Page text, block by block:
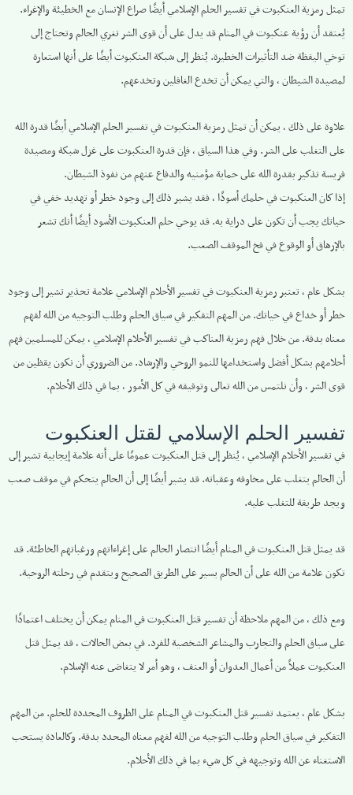
تمثل رمزية العنكبوت في تفسير الحلم الإسلامي أيضًا صراع الإنسان مع الخطيئة والإغراء.
يُعتقد أن رؤية عنكبوت في المنام قد يدل على أن قوى الشر تغري الحالم وتحتاج إلى
توخي اليقظة ضد التأثيرات الخطيرة. يُنظر إلى شبكة العنكبوت أيضًا على أنها استعارة
لمصيدة الشيطان ، والتي يمكن أن تخدع الغافلين وتخدعهم.
علاوة على ذلك ، يمكن أن تمثل رمزية العنكبوت في تفسير الحلم الإسلامي أيضًا قدرة الله
على التغلب على الشر. وفي هذا السياق ، فإن قدرة العنكبوت على غزل شبكة ومصيدة
فريسة تذكير بقدرة الله على حماية مؤمنيه والدفاع عنهم من نفوذ الشيطان.
إذا كان العنكبوت في حلمك أسودًا ، فقد يشير ذلك إلى وجود خطر أو تهديد خفي في
حياتك يجب أن تكون على دراية به. قد يوحي حلم العنكبوت الأسود أيضًا أنك تشعر
بالإرهاق أو الوقوع في فخ الموقف الصعب.
بشكل عام ، تعتبر رمزية العنكبوت في تفسير الأحلام الإسلامي علامة تحذير تشير إلى وجود
خطر أو خداع في حياتك. من المهم التفكير في سياق الحلم وطلب التوجيه من الله لفهم
معناه بدقة. من خلال فهم رمزية العناكب في تفسير الأحلام الإسلامي ، يمكن للمسلمين فهم
أحلامهم بشكل أفضل واستخدامها للنمو الروحي والإرشاد. من الضروري أن نكون يقظين من
قوى الشر ، وأن نلتمس من الله تعالى وتوفيقه في كل الأمور ، بما في ذلك الأحلام.
تفسير الحلم الإسلامي لقتل العنكبوت
في تفسير الأحلام الإسلامي ، يُنظر إلى قتل العنكبوت عمومًا على أنه علامة إيجابية تشير إلى
أن الحالم يتغلب على مخاوفه وعقباته. قد يشير أيضًا إلى أن الحالم يتحكم في موقف صعب
ويجد طريقة للتغلب عليه.
قد يمثل قتل العنكبوت في المنام أيضًا انتصار الحالم على إغراءاتهم ورغباتهم الخاطئة. قد
تكون علامة من الله على أن الحالم يسير على الطريق الصحيح ويتقدم في رحلته الروحية.
ومع ذلك ، من المهم ملاحظة أن تفسير قتل العنكبوت في المنام يمكن أن يختلف اعتمادًا
على سياق الحلم والتجارب والمشاعر الشخصية للفرد. في بعض الحالات ، قد يمثل قتل
العنكبوت عملاً من أعمال العدوان أو العنف ، وهو أمر لا يتغاضى عنه الإسلام.
بشكل عام ، يعتمد تفسير قتل العنكبوت في المنام على الظروف المحددة للحلم. من المهم
التفكير في سياق الحلم وطلب التوجيه من الله لفهم معناه المحدد بدقة. وكالعادة يستحب
الاستغناء عن الله وتوجيهه في كل شيء بما في ذلك الأحلام.